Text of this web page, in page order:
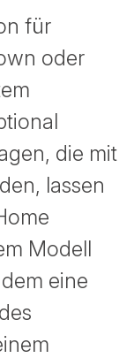
für
oder
die mit
lassen
Modell
eine